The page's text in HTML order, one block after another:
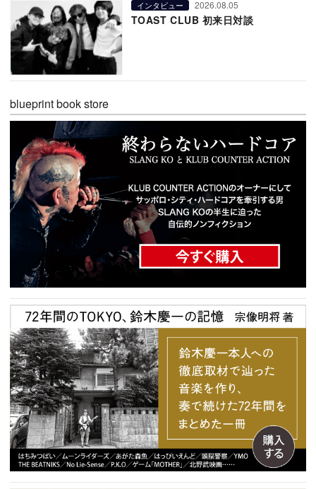
インタビュー 2026.08.05
TOAST CLUB 初来日対談
blueprint book store